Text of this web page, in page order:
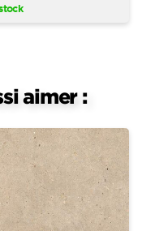
aimer :